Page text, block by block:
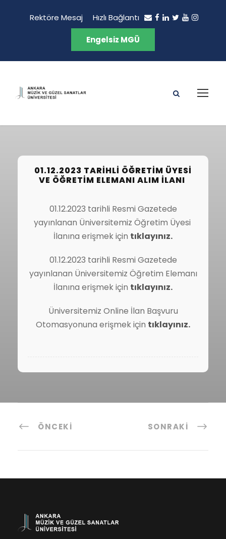
Rektöre Mesaj Hızlı Bağlantı
Engelsiz MGÜ
01.12.2023 TARIHLI ÖĞRETIM ÜYESI
VE ÖĞRETIM ELEMANI ALIM İLANI
01.12.2023 tarihli Resmi Gazetede
yayınlanan Üniversitemiz Öğretim Üyesi
İlanına erişmek için tıklayınız.
01.12.2023 tarihli Resmi Gazetede
yayınlanan Üniversitemiz Öğretim Elemanı
İlanına erişmek için tıklayınız.
Üniversitemiz Online İlan Başvuru
Otomasyonuna erişmek için tıklayınız.
ÖNCEKI SONRAKI